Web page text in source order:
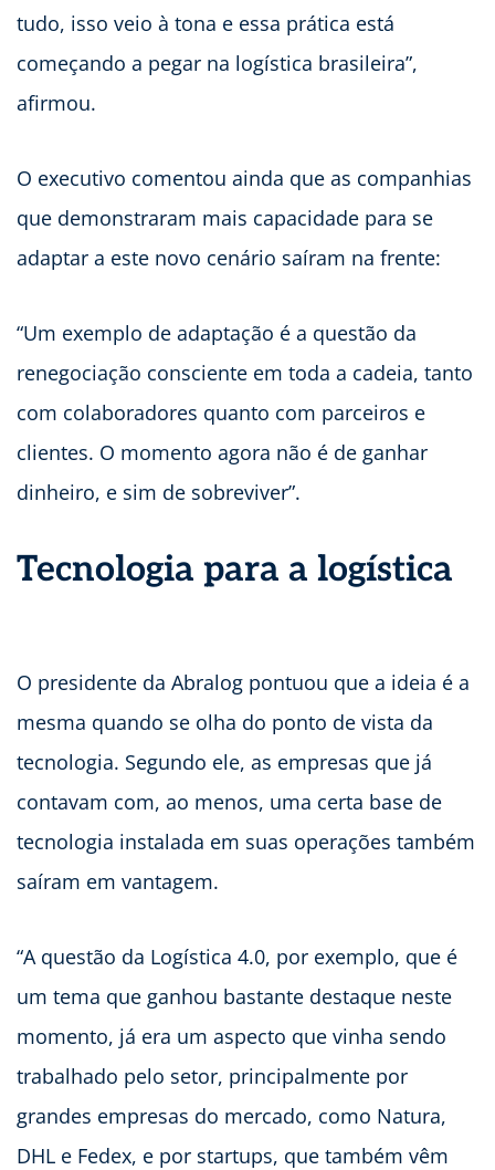
tudo, isso veio à tona e essa prática está
começando a pegar na logística brasileira”,
afirmou.
O executivo comentou ainda que as companhias
que demonstraram mais capacidade para se
adaptar a este novo cenário saíram na frente:
“Um exemplo de adaptação é a questão da
renegociação consciente em toda a cadeia, tanto
com colaboradores quanto com parceiros e
clientes. O momento agora não é de ganhar
dinheiro, e sim de sobreviver”.
Tecnologia para a logística
O presidente da Abralog pontuou que a ideia é a
mesma quando se olha do ponto de vista da
tecnologia. Segundo ele, as empresas que já
contavam com, ao menos, uma certa base de
tecnologia instalada em suas operações também
saíram em vantagem.
“A questão da Logística 4.0, por exemplo, que é
um tema que ganhou bastante destaque neste
momento, já era um aspecto que vinha sendo
trabalhado pelo setor, principalmente por
grandes empresas do mercado, como Natura,
DHL e Fedex, e por startups, que também vêm